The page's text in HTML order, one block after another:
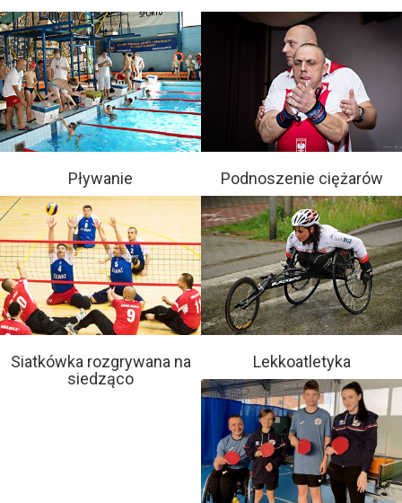
Pływanie Podnoszenie ciężarów
Siatkówka rozgrywana na
siedząco
Lekkoatletyka